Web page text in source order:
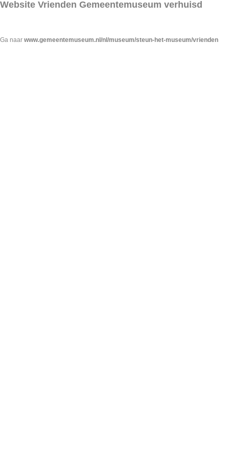
Website Vrienden Gemeentemuseum verhuisd
Ga naar www.gemeentemuseum.nl/nl/museum/steun-het-museum/vrienden